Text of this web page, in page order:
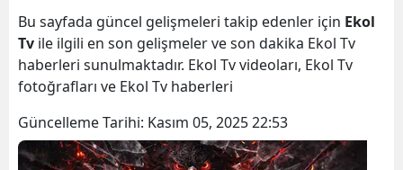
Bu sayfada güncel gelişmeleri takip edenler için Ekol
Tv ile ilgili en son gelişmeler ve son dakika Ekol Tv
haberleri sunulmaktadır. Ekol Tv videoları, Ekol Tv
fotoğrafları ve Ekol Tv haberleri
Güncelleme Tarihi: Kasım 05, 2025 22:53